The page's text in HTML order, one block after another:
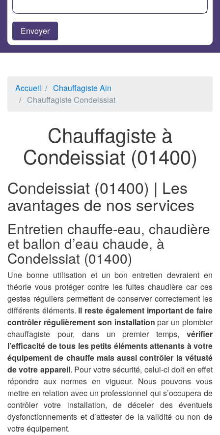
Accueil
Chauffagiste Ain
Chauffagiste Condeissiat
Chauffagiste à
Condeissiat (01400)
Condeissiat (01400) | Les
avantages de nos services
Entretien chauffe-eau, chaudière
et ballon d’eau chaude, à
Condeissiat (01400)
Une bonne utilisation et un bon entretien devraient en
théorie vous protéger contre les fuites chaudière car ces
gestes réguliers permettent de conserver correctement les
différents éléments. Il reste également important de faire
contrôler régulièrement son installation par un plombier
chauffagiste pour, dans un premier temps, vérifier
l’efficacité de tous les petits éléments attenants à votre
équipement de chauffe mais aussi contrôler la vétusté
de votre appareil. Pour votre sécurité, celui-ci doit en effet
répondre aux normes en vigueur. Nous pouvons vous
mettre en relation avec un professionnel qui s’occupera de
contrôler votre installation, de déceler des éventuels
dysfonctionnements et d’attester de la validité ou non de
votre équipement.